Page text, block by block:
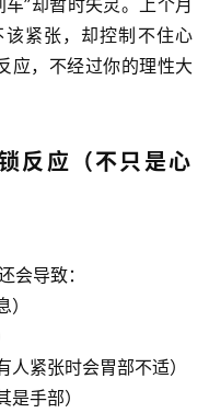
紧张，却控制不住心
应，不经过你的理性大
反应（不只是心
会导致：
人紧张时会胃部不适）
是手部）